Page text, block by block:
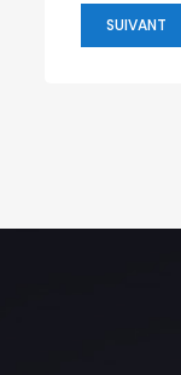
3 Jours
SUIVANT